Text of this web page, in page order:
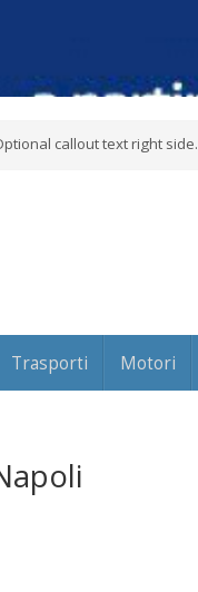
callout text right side.
Trasporti Motori